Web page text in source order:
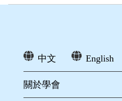
中文 English
關於學會